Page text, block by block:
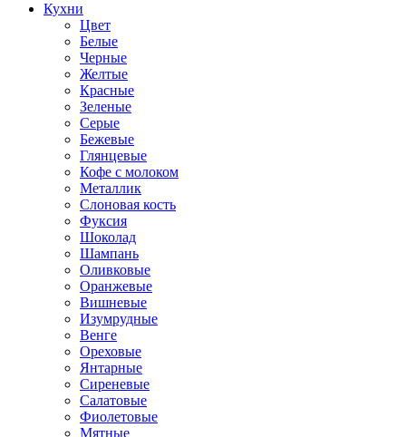
Кухни
Цвет
Белые
Черные
Желтые
Красные
Зеленые
Серые
Бежевые
Глянцевые
Кофе с молоком
Металлик
Слоновая кость
Фуксия
Шоколад
Шампань
Оливковые
Оранжевые
Вишневые
Изумрудные
Венге
Ореховые
Янтарные
Сиреневые
Салатовые
Фиолетовые
Мятные